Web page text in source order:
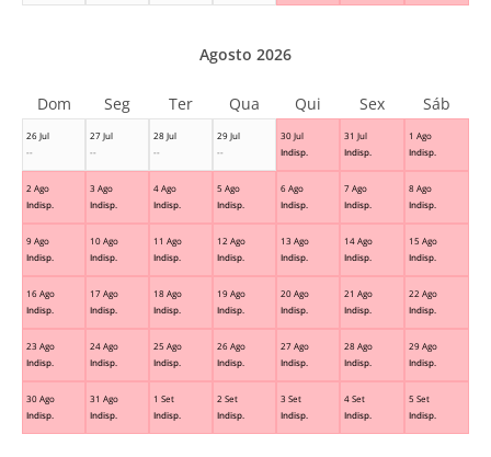
26 Jul
--
27 Jul
--
28 Jul
--
29 Jul
--
30 Jul
Indisp.
31 Jul
Indisp.
1 Ago
Indisp.
2 Ago
Indisp.
3 Ago
Indisp.
4 Ago
Indisp.
5 Ago
Indisp.
6 Ago
Indisp.
7 Ago
Indisp.
8 Ago
Indisp.
9 Ago
Indisp.
10 Ago
Indisp.
11 Ago
Indisp.
12 Ago
Indisp.
13 Ago
Indisp.
14 Ago
Indisp.
15 Ago
Indisp.
16 Ago
Indisp.
17 Ago
Indisp.
18 Ago
Indisp.
19 Ago
Indisp.
20 Ago
Indisp.
21 Ago
Indisp.
22 Ago
Indisp.
23 Ago
Indisp.
24 Ago
Indisp.
25 Ago
Indisp.
26 Ago
Indisp.
27 Ago
Indisp.
28 Ago
Indisp.
29 Ago
Indisp.
30 Ago
Indisp.
31 Ago
Indisp.
1 Set
Indisp.
2 Set
Indisp.
3 Set
Indisp.
4 Set
Indisp.
5 Set
Indisp.
Agosto 2026
Dom Seg Ter Qua Qui Sex Sáb